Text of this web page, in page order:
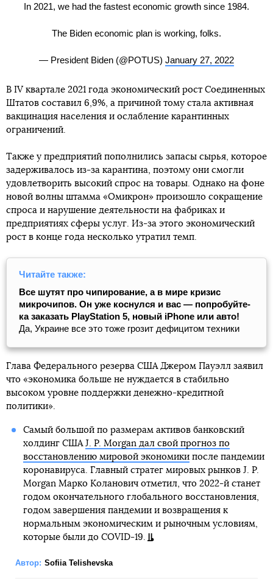
In 2021, we had the fastest economic growth since 1984.
The Biden economic plan is working, folks.
— President Biden (@POTUS) January 27, 2022
В IV квартале 2021 года экономический рост Соединенных
Штатов составил 6,9%, а причиной тому стала активная
вакцинация населения и ослабление карантинных
ограничений.
Также у предприятий пополнились запасы сырья, которое
задерживалось из-за карантина, поэтому они смогли
удовлетворить высокий спрос на товары. Однако на фоне
новой волны штамма «Омикрон» произошло сокращение
спроса и нарушение деятельности на фабриках и
предприятиях сферы услуг. Из-за этого экономический
рост в конце года несколько утратил темп.
Читайте также:
Все шутят про чипирование, а в мире кризис
микрочипов. Он уже коснулся и вас — попробуйте-
ка заказать PlayStation 5, новый iPhone или авто!
Да, Украине все это тоже грозит дефицитом техники
Глава Федерального резерва США Джером Пауэлл заявил
что «экономика больше не нуждается в стабильно
высоком уровне поддержки денежно-кредитной
политики».
Самый большой по размерам активов банковский
холдинг США J. P. Morgan дал свой прогноз по
восстановлению мировой экономикипосле пандемии
коронавируса. Главный стратег мировых рынков J. P.
Morgan Марко Коланович отметил, что 2022-й станет
годом окончательного глобального восстановления,
годом завершения пандемии и возвращения к
нормальным экономическим и рыночным условиям,
которые были до COVID-19.
Автор: Sofiia Telishevska